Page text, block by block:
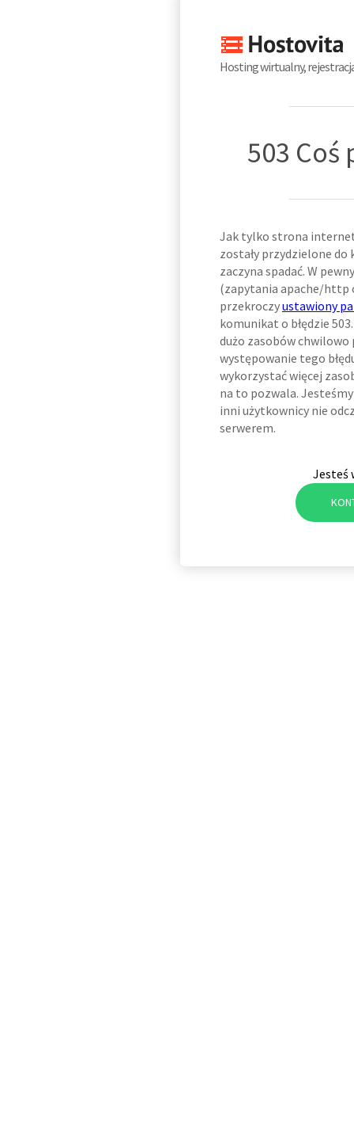
Hosting wirtualny,
503 Coś
Jak tylko strona
zostały przydzielone do
zaczyna spadać. W
(zapytania apache/http
przekroczyustawiony
komunikat o błędzie
dużo zasobów chwilowo
występowanie tego
wykorzystać więcej
na to pozwala.
inni użytkownicy nie
serwerem.
Jesteś